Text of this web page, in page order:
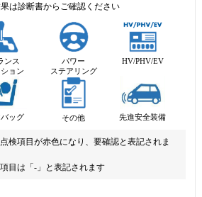
は診断書からご確認ください
ンス
ション
パワー
ステアリング
HV/PHV/EV
ッグ その他 先進安全装備
検項目が赤色になり、要確認と表記されま
目は「-」と表記されます